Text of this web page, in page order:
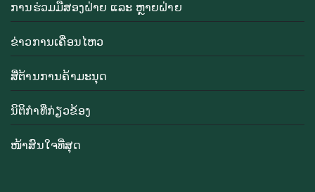
ການຮ່ວມມືສອງຝ່າຍ ແລະ ຫຼາຍຝ່າຍ
ຂ່າວການເຄື່ອນໄຫວ
ສື່ຕ້ານການຄ້າມະນຸດ
ນິຕິກຳທີ່ກ່ຽວຂ້ອງ
ໜ້າສົນໃຈທີ່ສຸດ